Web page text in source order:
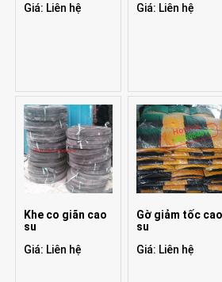
Giá: Liên hệ
Giá: Liên hệ
Khe co giãn cao
su
Giá: Liên hệ
Gờ giảm tốc cao
su
Giá: Liên hệ